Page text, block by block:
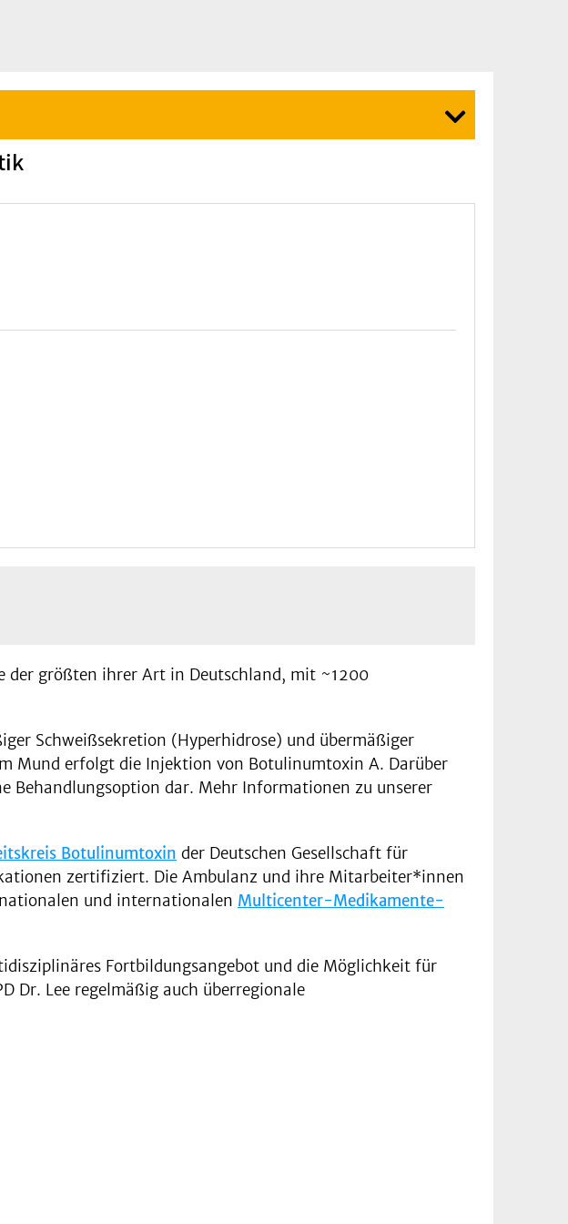
der größten ihrer Art in Deutschland, mit ~1200
Schweißsekretion (Hyperhidrose) und übermäßiger
Mund erfolgt die Injektion von Botulinumtoxin A. Darüber
Behandlungsoption dar. Mehr Informationen zu unserer
Botulinumtoxin der Deutschen Gesellschaft für
zertifiziert. Die Ambulanz und ihre Mitarbeiter*innen
und internationalen Multicenter-Medikamente-
Fortbildungsangebot und die Möglichkeit für
Dr. Lee regelmäßig auch überregionale